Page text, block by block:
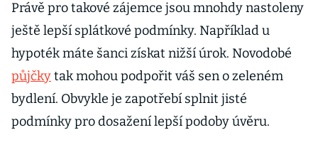
Právě pro takové zájemce jsou mnohdy nastoleny
ještě lepší splátkové podmínky. Například u
hypoték máte šanci získat nižší úrok. Novodobé
půjčkytak mohou podpořit váš sen o zeleném
bydlení. Obvykle je zapotřebí splnit jisté
podmínky pro dosažení lepší podoby úvěru.